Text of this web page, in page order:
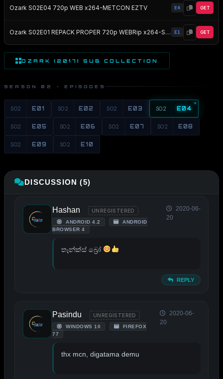
Ozark S02E04 720p WEB x264-METCON EZTV E4 GET
Ozark S02E01 REPACK PROPER 720p WEBRip x264-STRiFE EZTV E1 GET
OZARK (2017) SUB COLLECTION
SEASON 02 · EPISODES
S02 E01 S02 E02 S02 E03 S02 E04
S02 E05 S02 E06 S02 E07 S02 E08
S02 E09 S02 E10
DISCUSSION (5)
Hashan UNREGISTERED
ANDROID 4.2
ANDROID
BROWSER 4
2020-06-
20
තෑන්ක්ස් බ්‍රෝ
REPLY
Pasindu UNREGISTERED
WINDOWS 10
FIREFOX
77
2020-06-
20
thx mcn, digatama demu